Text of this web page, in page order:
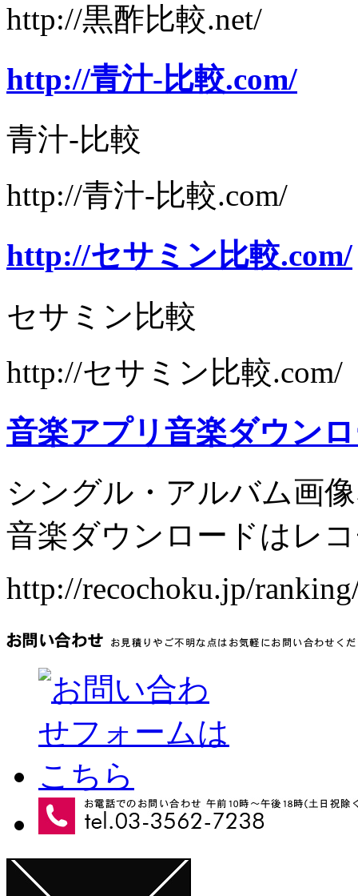
http://黒酢比較.net/
http://青汁-比較.com/
青汁-比較
http://青汁-比較.com/
http://セサミン比較.com/
セサミン比較
http://セサミン比較.com/
音楽アプリ音楽ダウン
シングル・アルバム画
音楽ダウンロードはレ
http://recochoku.jp/